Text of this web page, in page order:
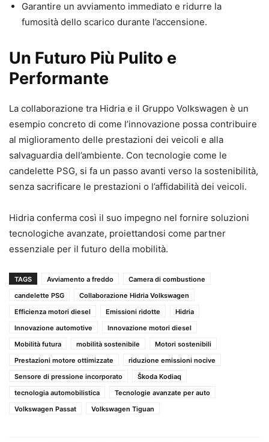
Garantire un avviamento immediato e ridurre la
fumosità dello scarico durante l’accensione.
Un Futuro Più Pulito e
Performante
La collaborazione tra Hidria e il Gruppo Volkswagen è un
esempio concreto di come l’innovazione possa contribuire
al miglioramento delle prestazioni dei veicoli e alla
salvaguardia dell’ambiente. Con tecnologie come le
candelette PSG, si fa un passo avanti verso la sostenibilità,
senza sacrificare le prestazioni o l’affidabilità dei veicoli.
Hidria conferma così il suo impegno nel fornire soluzioni
tecnologiche avanzate, proiettandosi come partner
essenziale per il futuro della mobilità.
TAGS Avviamento a freddo
Camera di combustione
candelette PSG
Collaborazione Hidria Volkswagen
Efficienza motori diesel
Emissioni ridotte
Hidria
Innovazione automotive
Innovazione motori diesel
Mobilità futura
mobilità sostenibile
Motori sostenibili
Prestazioni motore ottimizzate
riduzione emissioni nocive
Sensore di pressione incorporato
Škoda Kodiaq
tecnologia automobilistica
Tecnologie avanzate per auto
Volkswagen Passat
Volkswagen Tiguan